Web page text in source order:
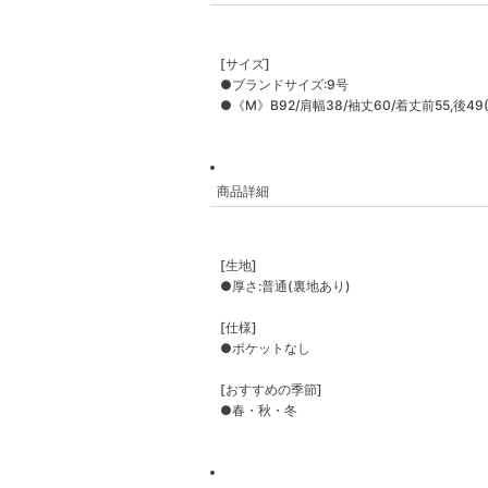
[サイズ]
●ブランドサイズ:9号
●《M》B92/肩幅38/袖丈60/着丈前55,後
商品詳細
[生地]
●厚さ:普通(裏地あり)
[仕様]
●ポケットなし
[おすすめの季節]
●春・秋・冬